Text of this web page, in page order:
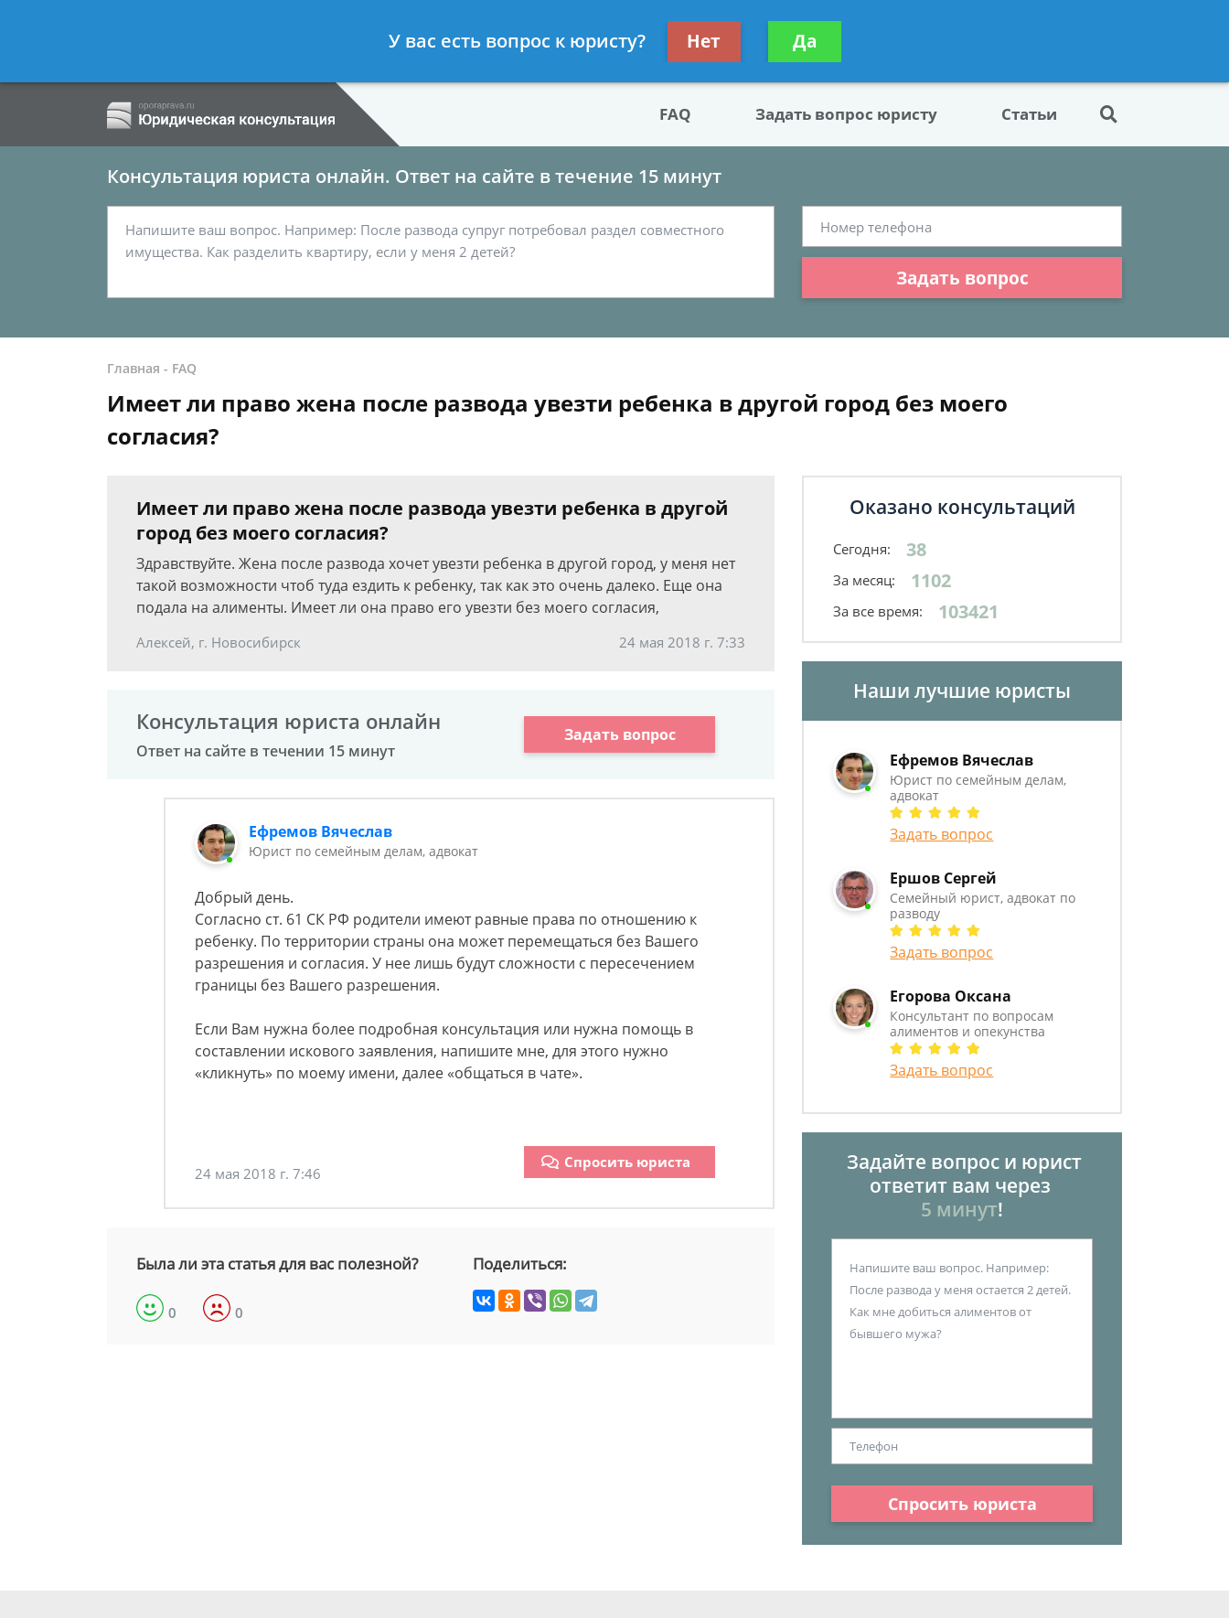
- Семейный юрист, адвокат по разводу
Получите консультацию
бесплатно
FAQ Задать вопрос юристу Статьи
Консультация юриста онлайн. Ответ на сайте в течение 15 минут
Задать вопрос
Главная - FAQ
Имеет ли право жена после развода увезти ребенка в другой город без моего
согласия?
Имеет ли право жена после развода увезти ребенка в другой
город без моего согласия?
Здравствуйте. Жена после развода хочет увезти ребенка в другой город, у меня нет
такой возможности чтоб туда ездить к ребенку, так как это очень далеко. Еще она
подала на алименты. Имеет ли она право его увезти без моего согласия,
Алексей, г. Новосибирск 24 мая 2018 г. 7:33
Консультация юриста онлайн
Ответ на сайте в течении 15 минут
Задать вопрос
Ефремов Вячеслав
Юрист по семейным делам, адвокат
Добрый день.
Согласно ст. 61 СК РФ родители имеют равные права по отношению к
ребенку. По территории страны она может перемещаться без Вашего
разрешения и согласия. У нее лишь будут сложности с пересечением
границы без Вашего разрешения.
Если Вам нужна более подробная консультация или нужна помощь в
составлении искового заявления, напишите мне, для этого нужно
«кликнуть» по моему имени, далее «общаться в чате».
24 мая 2018 г. 7:46
Спросить юриста
Была ли эта статья для вас полезной?
0 0
Поделиться:
Оказано консультаций
Сегодня: 38
За месяц: 1102
За все время: 103421
Наши лучшие юристы
Ефремов Вячеслав
Юрист по семейным делам,
адвокат
Задать вопрос
Ершов Сергей
Семейный юрист, адвокат по
разводу
Задать вопрос
Егорова Оксана
Консультант по вопросам
алиментов и опекунства
Задать вопрос
Задайте вопрос и юрист
ответит вам через
5 минут!
Спросить юриста
У вас есть вопрос к юристу? Нет Да